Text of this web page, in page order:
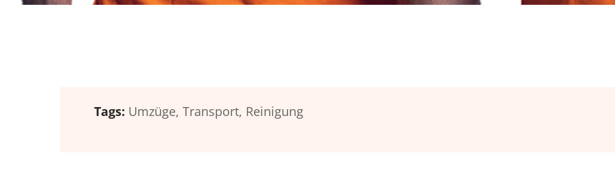
Tags: Umzüge, Transport, Reinigung